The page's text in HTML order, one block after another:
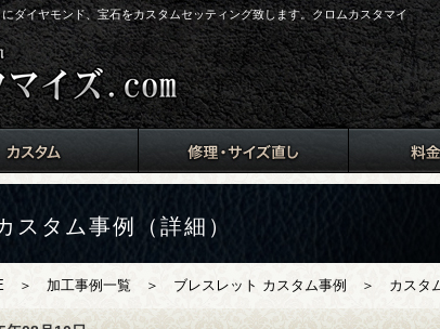
ダイヤモンド、宝石をカスタムセッティング致します。クロムカスタマイ
スタム事例（詳細）
＞ 加工事例一覧 ＞ ブレスレット カスタム事例 ＞ カスタム